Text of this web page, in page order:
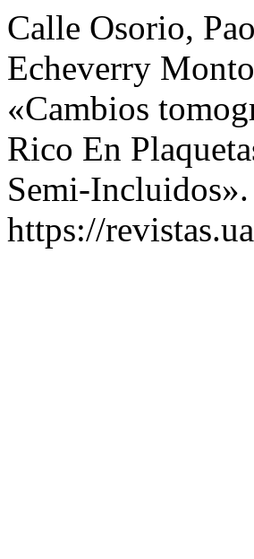
Calle Osorio,
Echeverry
«Cambios
Rico En
Semi-Incluidos».
https://